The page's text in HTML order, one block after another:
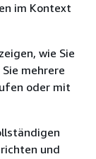
im Kontext
wie Sie
mehrere
oder mit
und